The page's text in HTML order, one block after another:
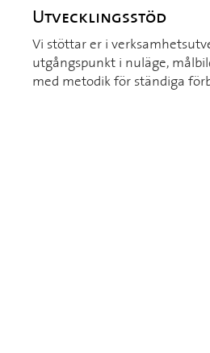
Vi stöttar er i
utgångspunkt i nuläge,
med metodik för ständiga
Utvecklingsstöd